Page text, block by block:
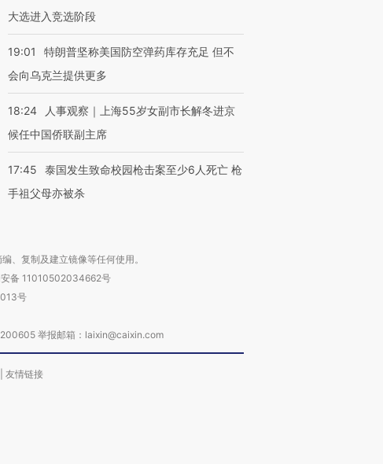
大选进入竞选阶段
19:01
特朗普坚称美国防空弹药库存充足 但不
会向乌克兰提供更多
18:24
人事观察｜上海55岁女副市长解冬进京
候任中国侨联副主席
17:45
泰国发生致命校园枪击案至少6人死亡 枪
手祖父母亦被杀
、复制及建立镜像等任何使用。
备 11010502034662号
号
举报邮箱：laixin@caixin.com
友情链接